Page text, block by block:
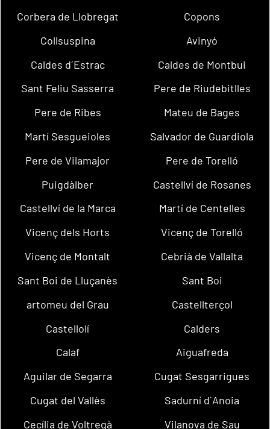
Corbera de Llobregat
Copons
Collsuspina
Avinyó
Caldes d´Estrac
Caldes de Montbui
Sant Feliu Sasserra
Pere de Riudebitlles
Pere de Ribes
Mateu de Bages
Martí Sesgueioles
Salvador de Guardiola
Pere de Vilamajor
Pere de Torelló
Puigdàlber
Castellví de Rosanes
Castellví de la Marca
Martí de Centelles
Vicenç dels Horts
Vicenç de Torelló
Vicenç de Montalt
Cebrià de Vallalta
Sant Boi de Lluçanès
Sant Boi
artomeu del Grau
Castellterçol
Castellolí
Calders
Calaf
Aiguafreda
Aguilar de Segarra
Cugat Sesgarrigues
Cugat del Vallès
Sadurní d´Anoia
Cecília de Voltregà
Vilanova de Sau